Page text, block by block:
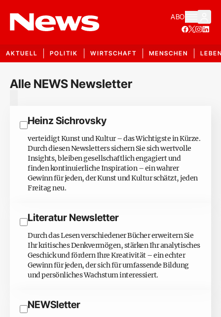
ABO
AKTUELL POLITIK WIRTSCHAFT MENSCHEN
Alle NEWS Newsletter
Heinz Sichrovsky
verteidigt Kunst und Kultur – das Wichtigste in Kürze.
Durch diesen Newsletters sichern Sie sich wertvolle
Insights, bleiben gesellschaftlich engagiert und
finden kontinuierliche Inspiration – ein wahrer
Gewinn für jeden, der Kunst und Kultur schätzt, jeden
Freitag neu.
Literatur Newsletter
Durch das Lesen verschiedener Bücher erweitern Sie
Ihr kritisches Denkvermögen, stärken Ihr analytisches
Geschick und fördern Ihre Kreativität – ein echter
Gewinn für jeden, der sich für umfassende Bildung
und persönliches Wachstum interessiert.
NEWSletter